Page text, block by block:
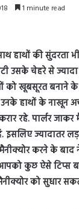
1 minute read
हाथों की सुंदरता
उसके चेहरे से
को खूबसूरत बनाने
उनके हाथों के नाखून
रहे. पार्लर जाकर
इसलिए ज्यादातर
करने के
कुछ ऐसे टिप्स
को सुधार